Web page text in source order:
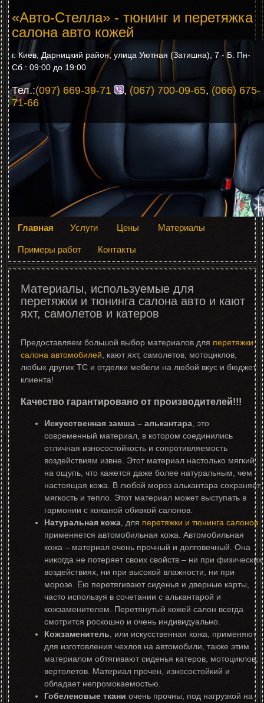
«Авто-Стелла» - тюнинг и перетяжка
салона авто кожей
г. Киев, Дарницкий район, улица Уютная (Затишна), 7 - Б. Пн-
Сб.: 09:00 до 19:00
Тел.:(097) 669-39-71 , (067) 700-09-65, (066) 675-
71-66
Главная Услуги Цены Материалы
Примеры работ Контакты
Материалы, используемые для
перетяжки и тюнинга салона авто и кают
яхт, самолетов и катеров
Предоставляем большой выбор материалов для перетяжки
салона автомобилей , кают яхт, самолетов, мотоциклов,
любых других ТС и отделки мебели на любой вкус и бюджет
клиента!
Качество гарантировано от производителей!!!
Искусственная замша – алькантара , это
современный материал, в котором соединились
отличная износостойкость и сопротивляемость
воздействиям извне. Этот материал настолько мягкий
на ощупь, что кажется даже более натуральным, чем
настоящая кожа. В любой мороз алькантара сохраняет
мягкость и тепло. Этот материал может выступать в
гармонии с кожаной обивкой салонов.
Натуральная кожа , для перетяжки и тюнинга салонов
применяется автомобильная кожа. Автомобильная
кожа – материал очень прочный и долговечный. Она
никогда не потеряет своих свойств – ни при физических
воздействиях, ни при высокой влажности, ни при
морозе. Ею перетягивают сиденья и дверные карты,
часто используя в сочетании с алькантарой и
кожзаменителем. Перетянутый кожей салон всегда
смотрится роскошно и очень индивидуально.
Кожзаменитель , или искусственная кожа, применяют
для изготовления чехлов на автомобили, также этим
материалом обтягивают сиденья катеров, мотоциклов,
вертолетов. Материал прочен, износостойкий и
обладает непромокаемостью.
Гобеленовые ткани очень прочны, под нагрузкой на